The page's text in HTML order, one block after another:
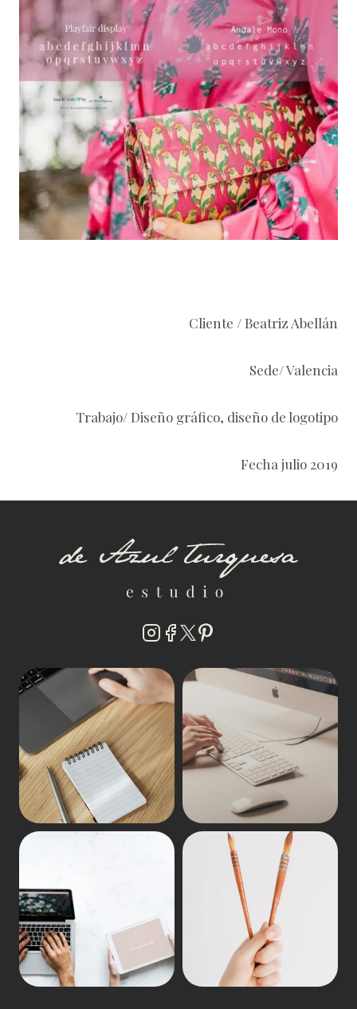
Cliente / Beatriz Abellán
Sede/ Valencia
Trabajo/ Diseño gráfico, diseño de logotipo
Fecha julio 2019